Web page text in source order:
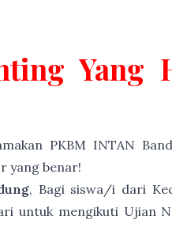
Yang
PKBM INTAN
yang benar!
, Bagi siswa/i dari
untuk mengikuti Ujian